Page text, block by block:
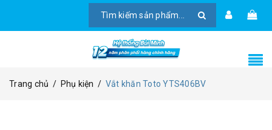
Trang chủ / Phụ kiện / Vắt khăn Toto YTS406BV